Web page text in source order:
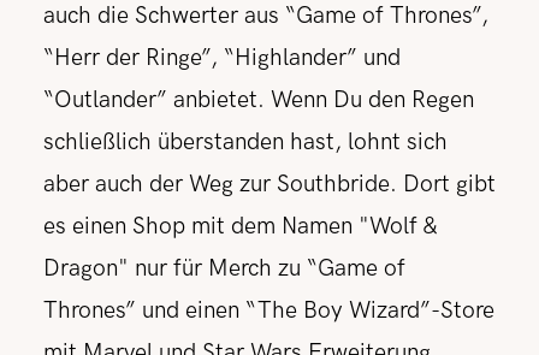
auch die Schwerter aus “Game of Thrones”,
“Herr der Ringe”, “Highlander” und
“Outlander” anbietet. Wenn Du den Regen
schließlich überstanden hast, lohnt sich
aber auch der Weg zur Southbride. Dort gibt
es einen Shop mit dem Namen "Wolf &
Dragon" nur für Merch zu “Game of
Thrones” und einen “The Boy Wizard”-Store